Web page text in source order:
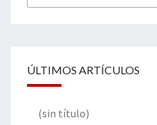
por:
ÚLTIMOS ARTÍCULOS
(sin título)